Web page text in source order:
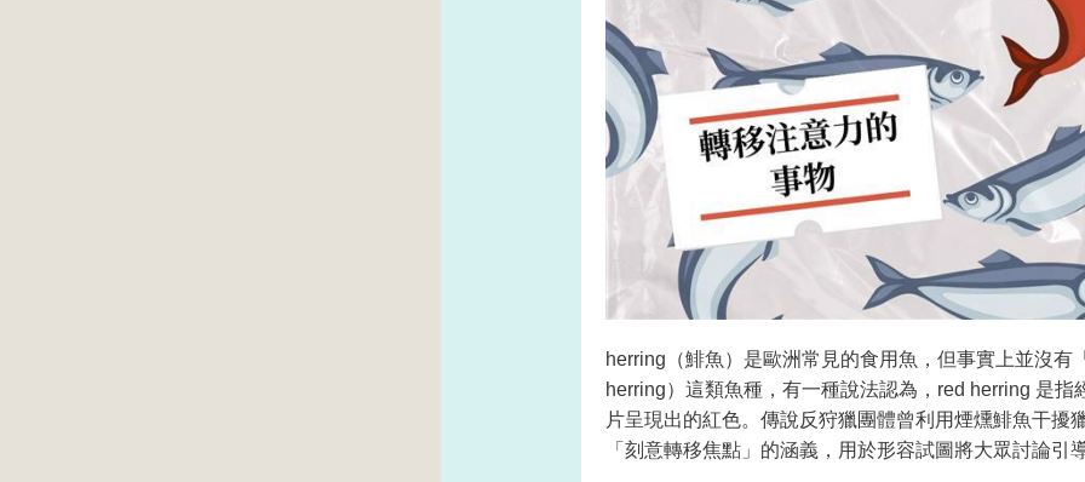
herring（鯡魚）是歐洲常見的食用魚，但事實上並沒有
herring）這類魚種，有一種說法認為，red herring 是指
片呈現出的紅色。傳說反狩獵團體曾利用煙燻鯡魚干擾
「刻意轉移焦點」的涵義，用於形容試圖將大眾討論引